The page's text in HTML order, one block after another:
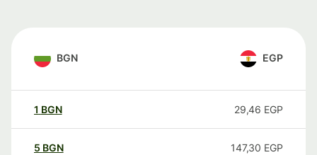
BGN EGP
1 BGN 29,46 EGP
5 BGN 147,30 EGP